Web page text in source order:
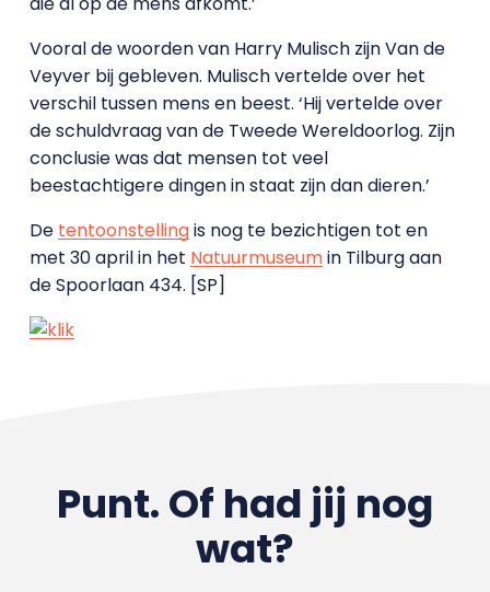
Vooral de woorden van Harry Mulisch zijn Van de
Veyver bij gebleven. Mulisch vertelde over het
verschil tussen mens en beest. ‘Hij vertelde over
de schuldvraag van de Tweede Wereldoorlog. Zijn
conclusie was dat mensen tot veel
beestachtigere dingen in staat zijn dan dieren.’
De tentoonstellingis nog te bezichtigen tot en
met 30 april in het Natuurmuseumin Tilburg aan
de Spoorlaan 434. [SP]
Punt. Of had jij nog
wat?